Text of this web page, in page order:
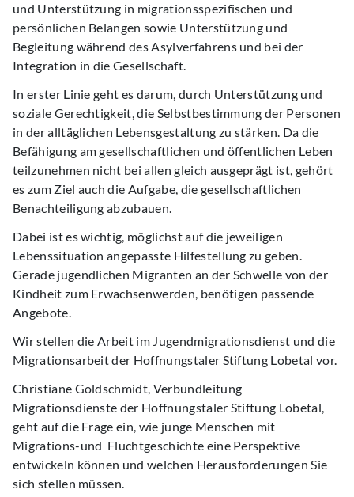
und Unterstützung in migrationsspezifischen und
persönlichen Belangen sowie Unterstützung und
Begleitung während des Asylverfahrens und bei der
Integration in die Gesellschaft.
In erster Linie geht es darum, durch Unterstützung und
soziale Gerechtigkeit, die Selbstbestimmung der Personen
in der alltäglichen Lebensgestaltung zu stärken. Da die
Befähigung am gesellschaftlichen und öffentlichen Leben
teilzunehmen nicht bei allen gleich ausgeprägt ist, gehört
es zum Ziel auch die Aufgabe, die gesellschaftlichen
Benachteiligung abzubauen.
Dabei ist es wichtig, möglichst auf die jeweiligen
Lebenssituation angepasste Hilfestellung zu geben.
Gerade jugendlichen Migranten an der Schwelle von der
Kindheit zum Erwachsenwerden, benötigen passende
Angebote.
Wir stellen die Arbeit im Jugendmigrationsdienst und die
Migrationsarbeit der Hoffnungstaler Stiftung Lobetal vor.
Christiane Goldschmidt, Verbundleitung
Migrationsdienste der Hoffnungstaler Stiftung Lobetal,
geht auf die Frage ein, wie junge Menschen mit
Migrations-und Fluchtgeschichte eine Perspektive
entwickeln können und welchen Herausforderungen Sie
sich stellen müssen.